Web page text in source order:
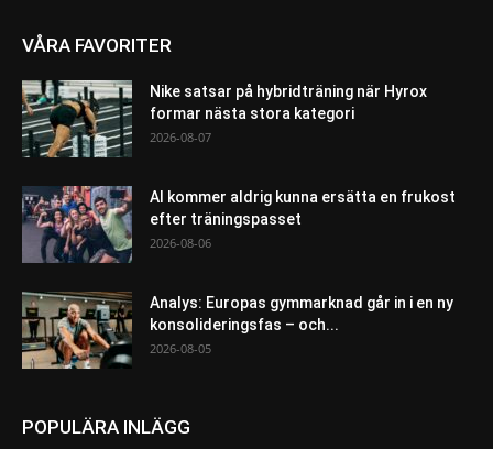
VÅRA FAVORITER
Nike satsar på hybridträning när Hyrox
formar nästa stora kategori
2026-08-07
AI kommer aldrig kunna ersätta en frukost
efter träningspasset
2026-08-06
Analys: Europas gymmarknad går in i en ny
konsolideringsfas – och...
2026-08-05
POPULÄRA INLÄGG